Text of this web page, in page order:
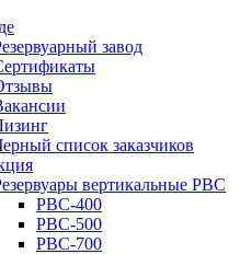
завод
список заказчиков
вертикальные РВС
РВС-400
РВС-500
РВС-700